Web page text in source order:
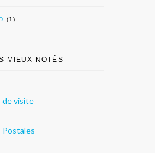
(1)
MIEUX NOTÉS
de visite
Postales